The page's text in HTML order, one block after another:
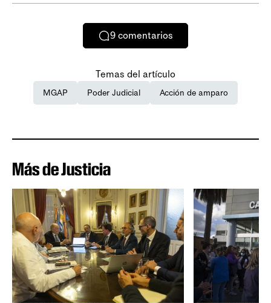
9 comentarios
Temas del artículo
MGAP Poder Judicial Acción de amparo
Más de Justicia